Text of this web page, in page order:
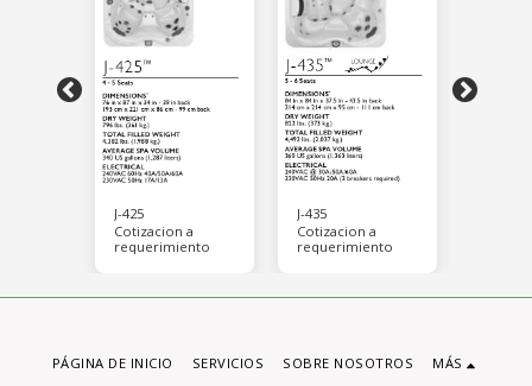
J-425
Cotizacion a
requerimiento
J-435
Cotizacion a
requerimiento
PÁGINA DE INICIO SERVICIOS SOBRE NOSOTROS MÁS